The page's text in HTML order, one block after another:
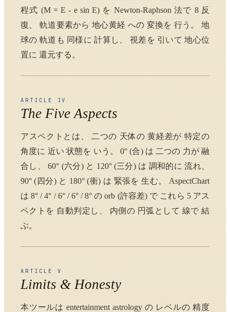
程式 (M = E - e sin E) を Newton-Raphson 法で 8 反
復、 軌道要素から 地心黄経 への 変換を 行う。 地
球の 軌道も 同様に 計算し、 視差を 引いて 地心位
置に 還元する。
ARTICLE IV
The Five Aspects
アスペクトとは、 二つの 天体の 黄経差が 特定の
角度に 近い 状態を いう。 0° (合) は 二つの 力が 融
合し、 60° (六分) と 120° (三分) は 調和的に 流れ、
90° (四分) と 180° (衝) は 緊張を 生む。 AspectChart
は 8° / 4° / 6° / 6° / 8° の orb (許容差) で これら 5 アス
ペクトを 自動判定し、 内側の 円弧として 線で 結
ぶ。
ARTICLE V
Limits & Honesty
本ツールは entertainment astrology の レベルの 精度